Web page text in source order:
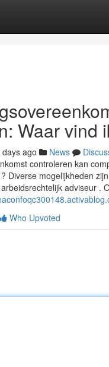
Waar vind
days ago News
controleren kan
Diverse mogelijkheden
adviseur .
Who Upvoted